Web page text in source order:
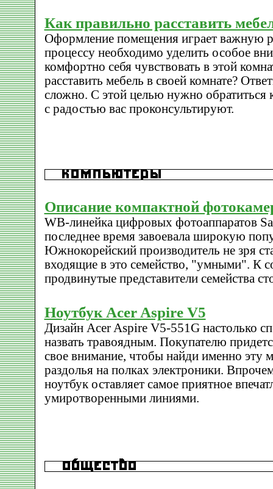
Как правильно расставить
Оформление помещения играет важную
процессу необходимо уделить особое
комфортно себя чувствовать в этой
расставить мебель в своей комнате?
сложно. С этой целью нужно обратиться
с радостью вас проконсультируют.
Описание компактной
WB-линейка цифровых фотоаппаратов
последнее время завоевала широкую
Южнокорейский производитель не зря
входящие в это семейство, "умными". К
продвинутые представители семейства
Ноутбук Acer Aspire V5
Дизайн Acer Aspire V5-551G настолько
назвать травоядным. Покупателю
свое внимание, чтобы найди именно эту
раздолья на полках электроники.
ноутбук оставляет самое приятное
умиротворенными линиями.